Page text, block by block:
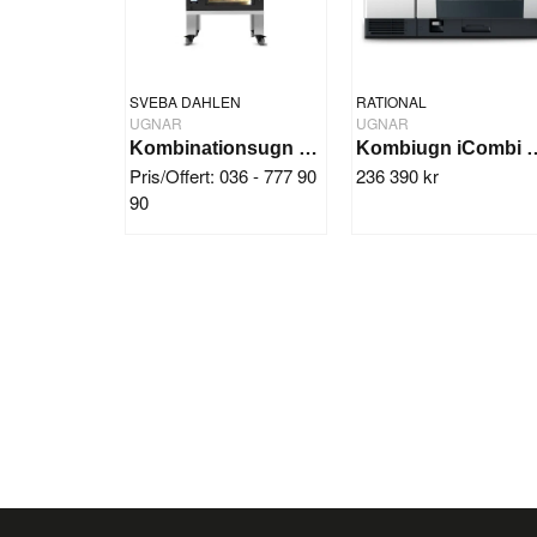
SVEBA DAHLEN
UGNAR
Kombinationsugn SRD130 Black
Pris/Offert: 036 - 777 90
90
RATIONAL
UGNAR
Kombiugn
236 390 kr